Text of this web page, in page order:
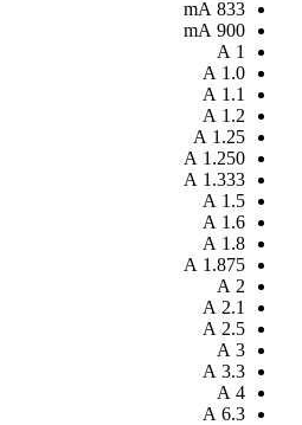
833
mA
900
mA
1
A
1.0
A
1.1
A
1.2
A
1.25
A
1.250
A
1.333
A
1.5
A
1.6
A
1.8
A
1.875
A
2
A
2.1
A
2.5
A
3
A
3.3
A
4
A
6.3
A